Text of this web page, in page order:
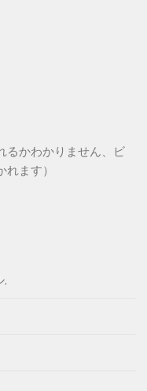
るかわかりません、ビ
ます）
,